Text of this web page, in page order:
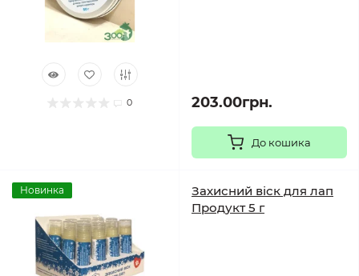
0 203.00грн.
До кошика
Новинка
Захисний віск для лап
Продукт 5 г